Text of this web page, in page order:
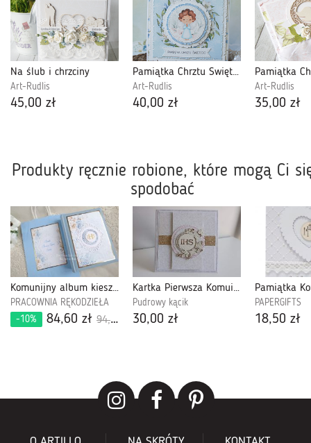
Na ślub i chrzciny
Art-Rudlis
45,00 zł
Pamiątka Chrztu Świętego - kartka w kopercie v.1
Art-Rudlis
40,00 zł
Art-Rudlis
35,00 zł
Produkty ręcznie robione, które mogą Ci
spodobać
Komunijny album kieszeniowy 520
PRACOWNIA RĘKODZIEŁA
-10%
84,60 zł 94,00 zł
Kartka Pierwsza Komuia Święta 01
Pudrowy kącik
30,00 zł
PAPERGIFTS
18,50 zł